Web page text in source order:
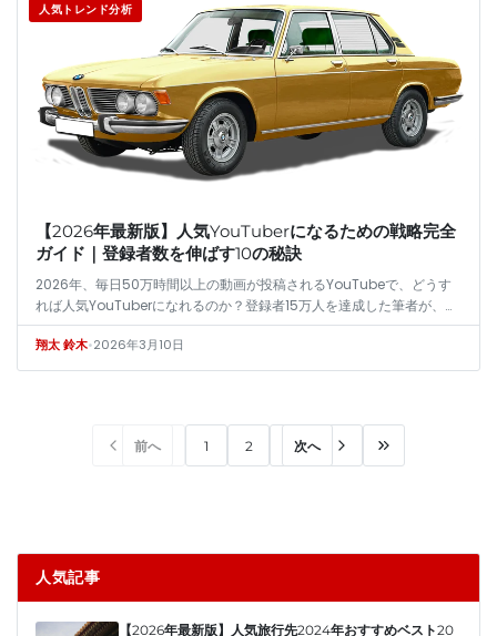
人気トレンド分析
【2026年最新版】人気YouTuberになるための戦略完全
ガイド｜登録者数を伸ばす10の秘訣
2026年、毎日50万時間以上の動画が投稿されるYouTubeで、どうす
れば人気YouTuberになれるのか？登録者15万人を達成した筆者が、運
や才能ではなく「再現性のある戦略」を実体験から解説。ニッ…
翔太 鈴木•2026年3月10日
前へ 1 2 次へ
人気記事
【2026年最新版】人気旅行先2024年おすすめベスト20